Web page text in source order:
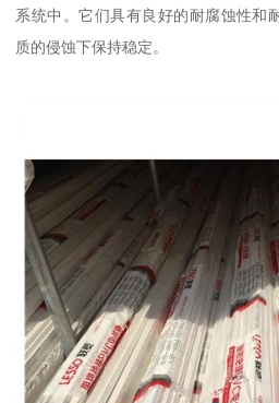
系统中。它们具有良好的耐腐蚀性和
质的侵蚀下保持稳定。